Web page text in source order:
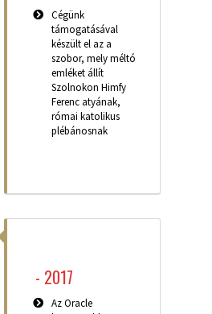
Cégünk
támogatásával
készült el az a
szobor, mely méltó
emléket állít
Szolnokon Himfy
Ferenc atyának,
római katolikus
plébánosnak
- 2017
Az Oracle